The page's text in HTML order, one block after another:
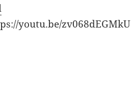
youtu.be/zv068dEGMkU